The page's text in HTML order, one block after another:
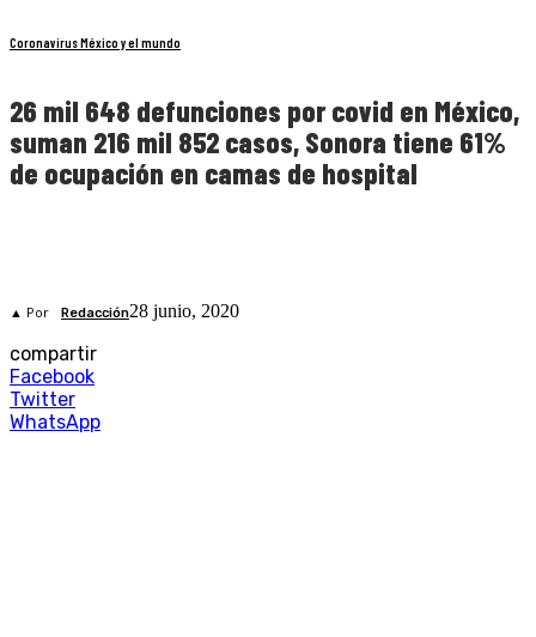
Coronavirus México y el mundo
26 mil 648 defunciones por covid en México,
suman 216 mil 852 casos, Sonora tiene 61%
de ocupación en camas de hospital
▲ Por Redacción28 junio, 2020
compartir
Facebook
Twitter
WhatsApp